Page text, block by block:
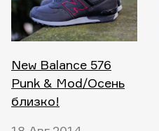
New Balance 576
Punk & Mod/Осень
близко!